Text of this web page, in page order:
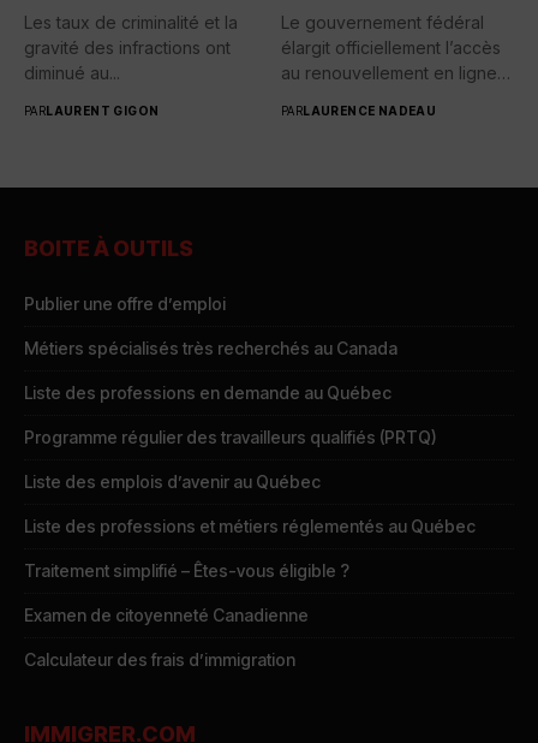
Les taux de criminalité et la
gravité des infractions ont
diminué au...
PARLAURENT GIGON
Le gouvernement fédéral
élargit officiellement l’accès
au renouvellement en ligne
PARLAURENCE NADEAU
BOITE À OUTILS
Publier une offre d’emploi
Métiers spécialisés très recherchés au Canada
Liste des professions en demande au Québec
Programme régulier des travailleurs qualifiés (PRTQ)
Liste des emplois d’avenir au Québec
Liste des professions et métiers réglementés au Québec
Traitement simplifié – Êtes-vous éligible ?
Examen de citoyenneté Canadienne
Calculateur des frais d’immigration
IMMIGRER.COM